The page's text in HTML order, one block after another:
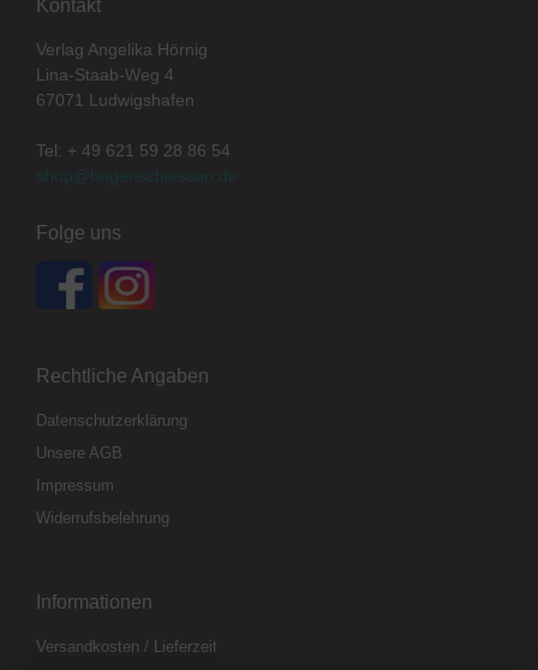
Kontakt
Verlag Angelika Hörnig
Lina-Staab-Weg 4
67071 Ludwigshafen
Tel: + 49 621 59 28 86 54
shop@bogenschiessen.de
Folge uns
Rechtliche Angaben
Datenschutzerklärung
Unsere AGB
Impressum
Widerrufsbelehrung
Informationen
Versandkosten / Lieferzeit